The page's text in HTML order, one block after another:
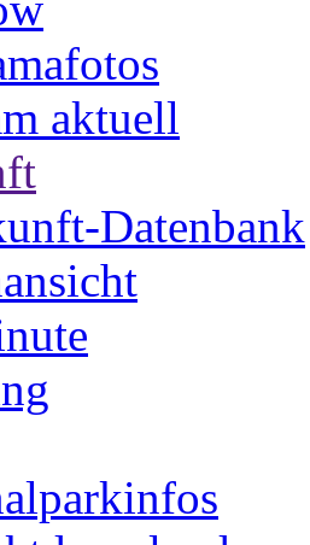
aktuell
Datenbank